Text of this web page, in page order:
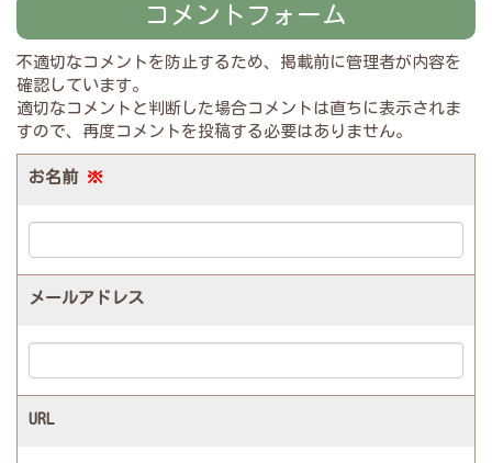
コメントフォーム
不適切なコメントを防止するため、掲載前に管理者が内容を
確認しています。
適切なコメントと判断した場合コメントは直ちに表示されま
すので、再度コメントを投稿する必要はありません。
お名前 ※
メールアドレス
URL